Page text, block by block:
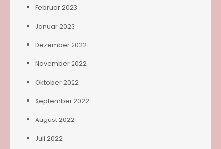
Februar 2023
Januar 2023
Dezember 2022
November 2022
Oktober 2022
September 2022
August 2022
Juli 2022